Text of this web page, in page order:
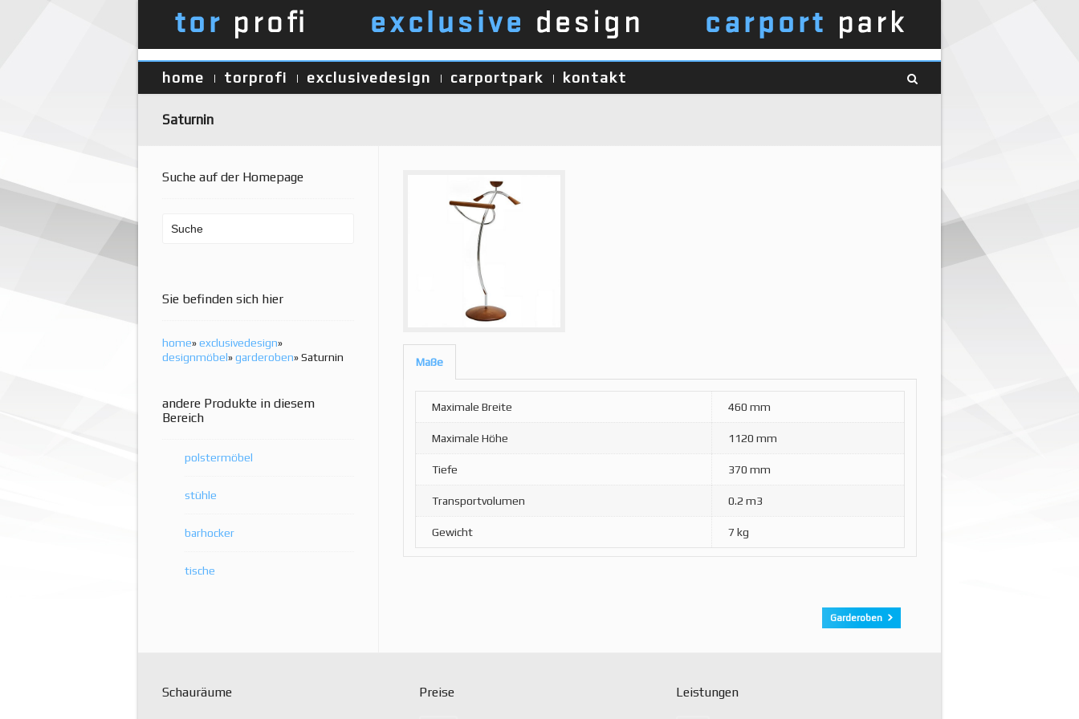
home torprofi exclusivedesign carportpark kontakt
Saturnin
Maße
Maximale Breite 460 mm
Maximale Höhe 1120 mm
Tiefe 370 mm
Transportvolumen 0.2 m3
Gewicht 7 kg
Garderoben
Suche auf der Homepage
Sie befinden sich hier
home»exclusivedesign»
designmöbel»garderoben» Saturnin
andere Produkte in diesem
Bereich
polstermöbel
stühle
barhocker
tische
Schauräume Preise Leistungen